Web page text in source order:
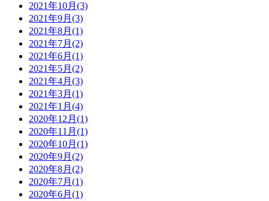
2021年10月(3)
2021年9月(3)
2021年8月(1)
2021年7月(2)
2021年6月(1)
2021年5月(2)
2021年4月(3)
2021年3月(1)
2021年1月(4)
2020年12月(1)
2020年11月(1)
2020年10月(1)
2020年9月(2)
2020年8月(2)
2020年7月(1)
2020年6月(1)